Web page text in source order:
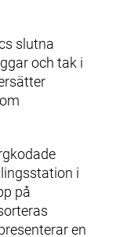
slutna
och tak i
i
på
en